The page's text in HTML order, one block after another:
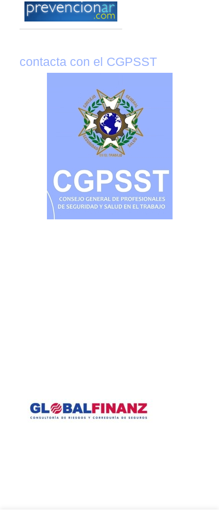
contacta con el CGPSST